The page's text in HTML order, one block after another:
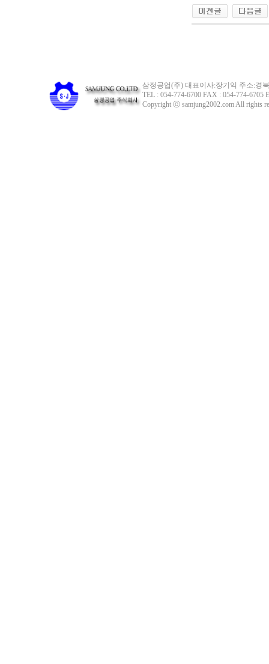
삼정공업(주) 대표이사:장기익 주소:경
TEL : 054-774-6700 FAX : 054-774-6705
Copyright ⓒ samjung2002.com All rights